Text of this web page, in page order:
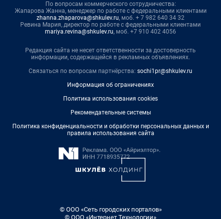
По вопросам коммерческого сотрудничества:
Жапарова Жанна, менеджер по работе с федеральными клиентами
zhanna.zhaparova@shkulev.ru, моб. + 7 982 640 34 32
Ревина Мария, директор по работе с федеральными клиентами
mariya.revina@shkulev.ru, моб. +7 910 402 4056
Редакция сайта не несет ответственности за достоверность
информации, содержащейся в рекламных объявлениях.
Связаться по вопросам партнёрства: sochi1pr@shkulev.ru
Информация об ограничениях
Политика использования cookies
Рекомендательные системы
Политика конфиденциальности и обработки персональных данных и
правила использования сайта
© ООО «Сеть городских порталов»
© ООО «Интернет Технологии»